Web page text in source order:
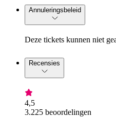
Annuleringsbeleid
Deze tickets kunnen niet
Recensies
4,5
3.225 beoordelingen